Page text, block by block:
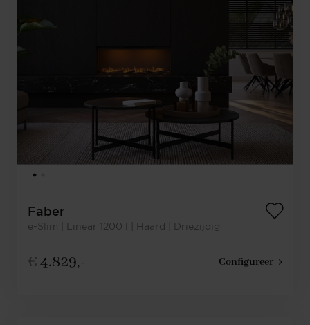
Faber
e-Slim | Linear 1200 l | Haard | Driezijdig
€4.829,- Configureer